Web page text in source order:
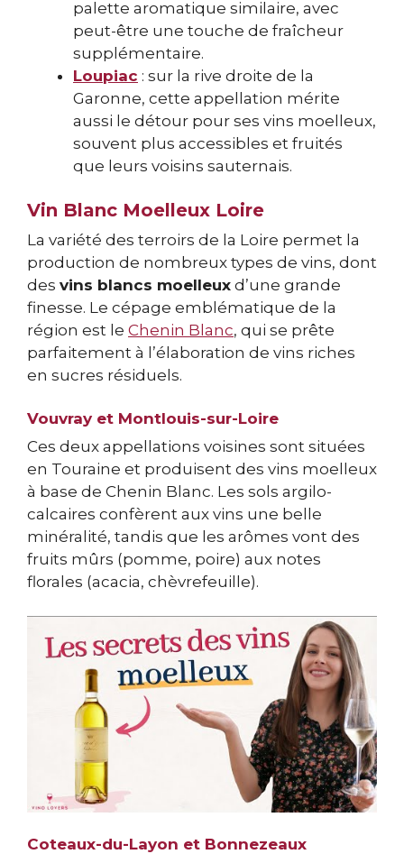
palette aromatique similaire, avec
peut-être une touche de fraîcheur
supplémentaire.
Loupiac : sur la rive droite de la
Garonne, cette appellation mérite
aussi le détour pour ses vins moelleux,
souvent plus accessibles et fruités
que leurs voisins sauternais.
Vin Blanc Moelleux Loire
La variété des terroirs de la Loire permet la
production de nombreux types de vins, dont
des vins blancs moelleux d’une grande
finesse. Le cépage emblématique de la
région est le Chenin Blanc, qui se prête
parfaitement à l’élaboration de vins riches
en sucres résiduels.
Vouvray et Montlouis-sur-Loire
Ces deux appellations voisines sont situées
en Touraine et produisent des vins moelleux
à base de Chenin Blanc. Les sols argilo-
calcaires confèrent aux vins une belle
minéralité, tandis que les arômes vont des
fruits mûrs (pomme, poire) aux notes
florales (acacia, chèvrefeuille).
Coteaux-du-Layon et Bonnezeaux